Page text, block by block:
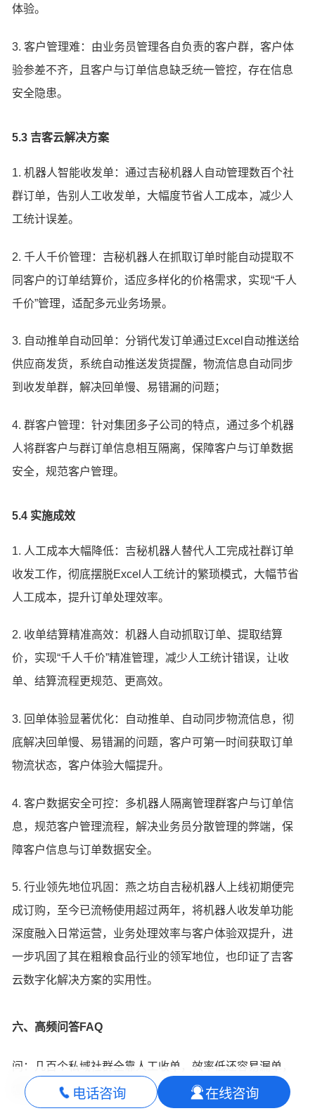
体验。
3. 客户管理难：由业务员管理各自负责的客户群，客户体
验参差不齐，且客户与订单信息缺乏统一管控，存在信息
安全隐患。
5.3 吉客云解决方案
1. 机器人智能收发单：通过吉秘机器人自动管理数百个社
群订单，告别人工收发单，大幅度节省人工成本，减少人
工统计误差。
2. 千人千价管理：吉秘机器人在抓取订单时能自动提取不
同客户的订单结算价，适应多样化的价格需求，实现“千人
千价”管理，适配多元业务场景。
3. 自动推单自动回单：分销代发订单通过Excel自动推送给
供应商发货，系统自动推送发货提醒，物流信息自动同步
到收发单群，解决回单慢、易错漏的问题；
4. 群客户管理：针对集团多子公司的特点，通过多个机器
人将群客户与群订单信息相互隔离，保障客户与订单数据
安全，规范客户管理。
5.4 实施成效
1. 人工成本大幅降低：吉秘机器人替代人工完成社群订单
收发工作，彻底摆脱Excel人工统计的繁琐模式，大幅节省
人工成本，提升订单处理效率。
2. 收单结算精准高效：机器人自动抓取订单、提取结算
价，实现“千人千价”精准管理，减少人工统计错误，让收
单、结算流程更规范、更高效。
3. 回单体验显著优化：自动推单、自动同步物流信息，彻
底解决回单慢、易错漏的问题，客户可第一时间获取订单
物流状态，客户体验大幅提升。
4. 客户数据安全可控：多机器人隔离管理群客户与订单信
息，规范客户管理流程，解决业务员分散管理的弊端，保
障客户信息与订单数据安全。
5. 行业领先地位巩固：燕之坊自吉秘机器人上线初期便完
成订购，至今已流畅使用超过两年，将机器人收发单功能
深度融入日常运营，业务处理效率与客户体验双提升，进
一步巩固了其在粗粮食品行业的领军地位，也印证了吉客
云数字化解决方案的实用性。
六、高频问答FAQ
问：几百个私域社群全靠人工收单，效率低还容易漏单，
怎么办？
电话咨询 在线咨询